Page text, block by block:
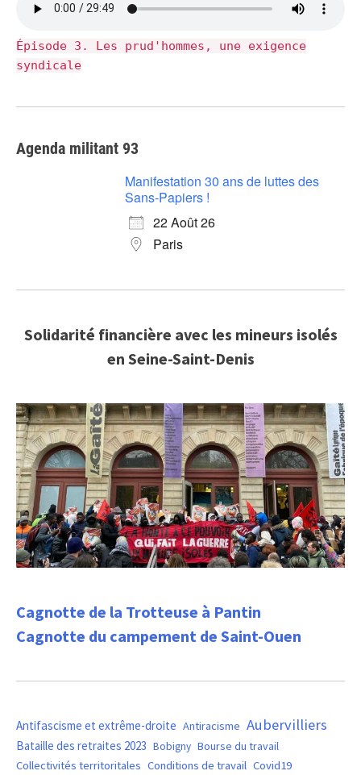
Épisode 3. Les prud'hommes, une exigence
syndicale
Agenda militant 93
Manifestation 30 ans de luttes des
Sans-Papiers !
22 Août 26
Paris
Solidarité financière avec les mineurs isolés
en Seine-Saint-Denis
Cagnotte de la Trotteuse à Pantin
Cagnotte du campement de Saint-Ouen
Antifascisme et extrême-droite Antiracisme Aubervilliers
Bataille des retraites 2023 Bobigny Bourse du travail
Collectivités territoritales Conditions de travail Covid19